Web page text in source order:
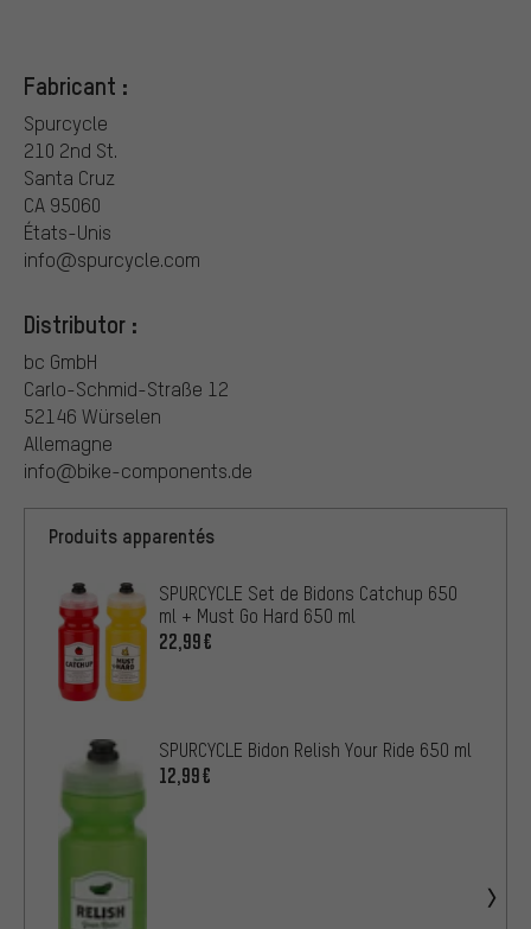
Fabricant :
Spurcycle
210 2nd St.
Santa Cruz
CA 95060
États-Unis
info@spurcycle.com
Distributor :
bc GmbH
Carlo-Schmid-Straße 12
52146 Würselen
Allemagne
info@bike-components.de
Produits apparentés
SPURCYCLE Set de Bidons Catchup 650
ml + Must Go Hard 650 ml
22,99€
SPURCYCLE Bidon Relish Your Ride 650 ml
12,99€